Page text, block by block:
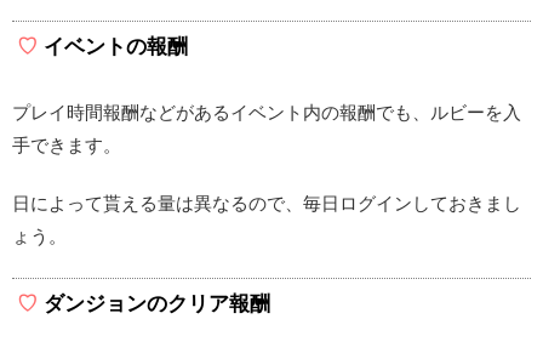
イベントの報酬
プレイ時間報酬などがあるイベント内の報酬でも、ルビーを入
手できます。
日によって貰える量は異なるので、毎日ログインしておきまし
ょう。
ダンジョンのクリア報酬